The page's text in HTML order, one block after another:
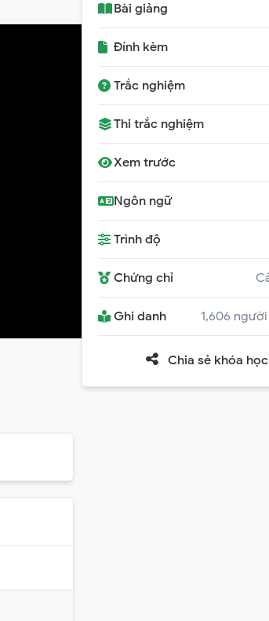
Bài giảng
Đính kèm
Trắc nghiệm
Thi trắc nghiệm
Xem trước
Ngôn ngữ
Trình độ
Chứng chỉ
Ghi danh 1,606
Chia sẻ khóa